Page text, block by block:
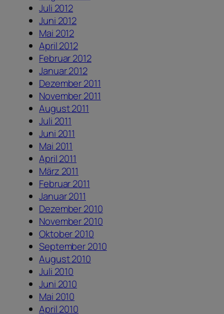
Juli 2012
Juni 2012
Mai 2012
April 2012
Februar 2012
Januar 2012
Dezember 2011
November 2011
August 2011
Juli 2011
Juni 2011
Mai 2011
April 2011
März 2011
Februar 2011
Januar 2011
Dezember 2010
November 2010
Oktober 2010
September 2010
August 2010
Juli 2010
Juni 2010
Mai 2010
April 2010